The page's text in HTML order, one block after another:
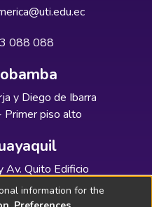
088 088
y Diego de Ibarra
Primer piso alto
Av. Quito Edificio
Planta baja
information for the